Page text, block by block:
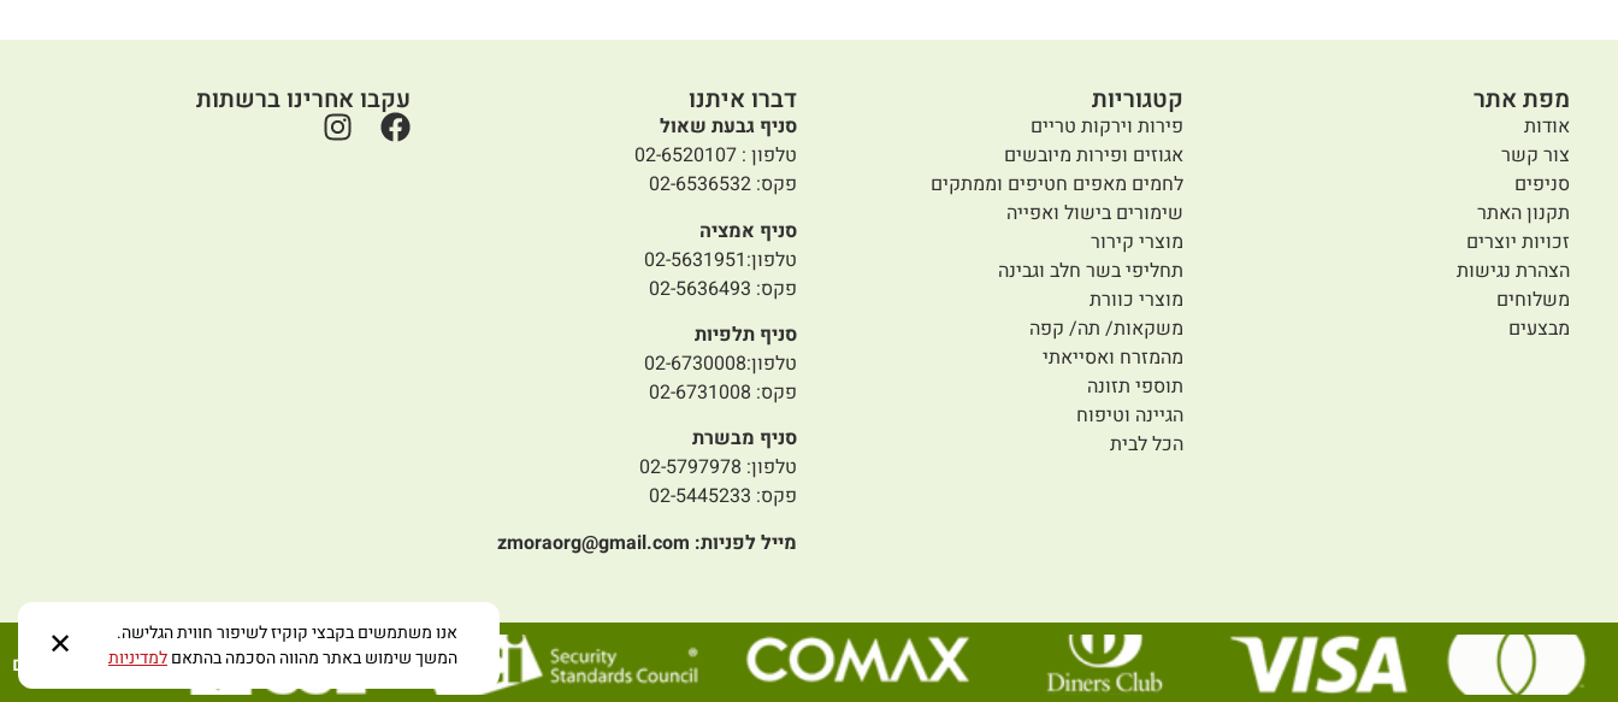
מפת אתר
אודות
צור קשר
סניפים
תקנון האתר
זכויות יוצרים
הצהרת נגישות
משלוחים
מבצעים
קטגוריות
פירות וירקות טריים
אגוזים ופירות מיובשים
לחמים מאפים חטיפים וממתקים
שימורים בישול ואפייה
מוצרי קירור
תחליפי בשר חלב וגבינה
מוצרי כוורת
משקאות/ תה/ קפה
מהמזרח ואסייאתי
תוספי תזונה
הגיינה וטיפוח
הכל לבית
דברו איתנו
סניף גבעת שאול
טלפון : 02-6520107
פקס: 02-6536532
סניף אמציה
טלפון:02-5631951
פקס: 02-5636493
סניף תלפיות
טלפון:02-6730008
פקס: 02-6731008
סניף מבשרת
טלפון: 02-5797978
פקס: 02-5445233
מייל לפניות: zmoraorg@gmail.com
עקבו אחרינו ברשתות
Studio BEE1 בניה וקידום אתרים
אנו משתמשים בקבצי קוקיז לשיפור חווית הגלישה.
המשך שימוש באתר מהווה הסכמה בהתאםלמדיניות ✕